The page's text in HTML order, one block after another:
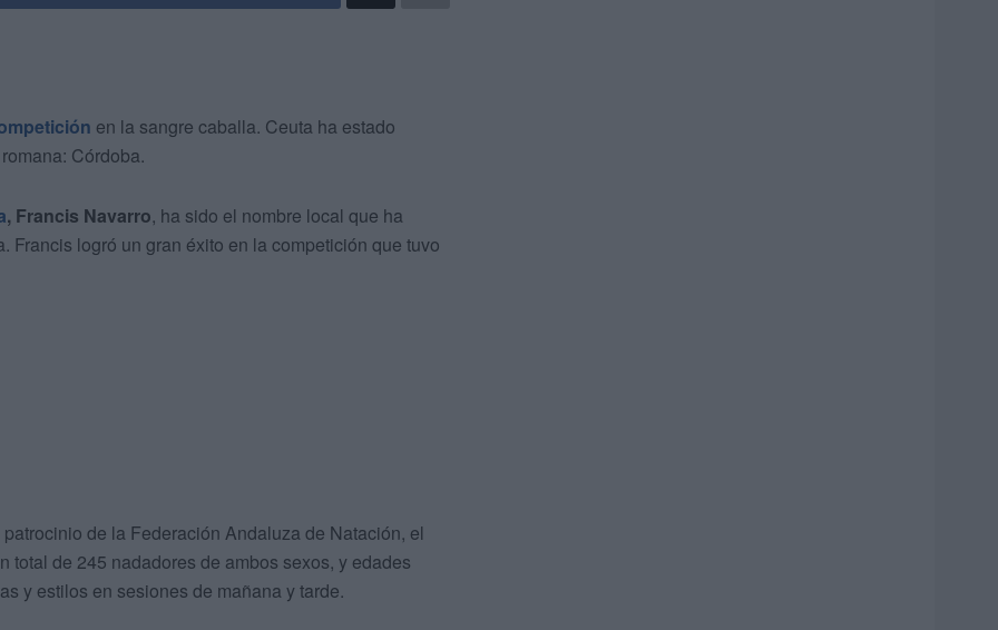
en la sangre caballa. Ceuta ha estado
Córdoba.
, Francis Navarro, ha sido el nombre local que ha
logró un gran éxito en la competición que tuvo
de la Federación Andaluza de Natación, el
total de 245 nadadores de ambos sexos, y edades
y estilos en sesiones de mañana y tarde.